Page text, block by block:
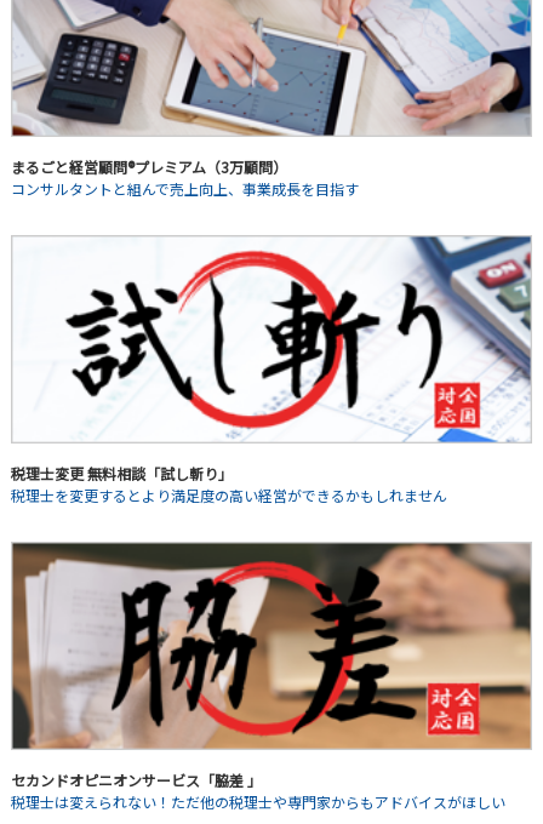
まるごと経営顧問®プレミアム（3万顧問）
コンサルタントと組んで売上向上、事業成長を目指す
税理士変更 無料相談「試し斬り」
税理士を変更するとより満足度の高い経営ができるかもしれません
セカンドオピニオンサービス「脇差 」
税理士は変えられない！ただ他の税理士や専門家からもアドバイスがほしい